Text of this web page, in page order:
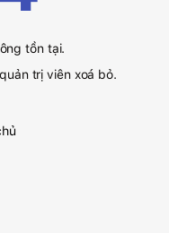
tồn tại.
trị viên xoá bỏ.